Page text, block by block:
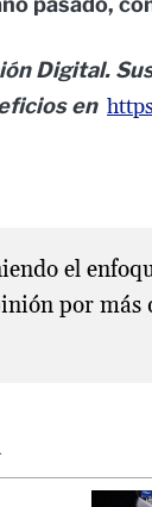
Digital.
en
el
por más